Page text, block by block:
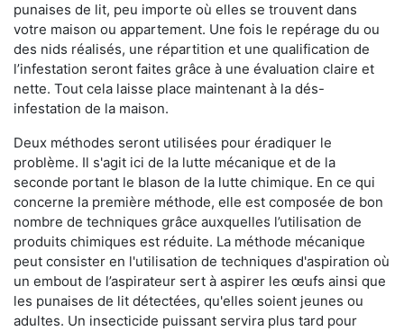
punaises de lit, peu importe où elles se trouvent dans
votre maison ou appartement. Une fois le repérage du ou
des nids réalisés, une répartition et une qualification de
l’infestation seront faites grâce à une évaluation claire et
nette. Tout cela laisse place maintenant à la dés-
infestation de la maison.
Deux méthodes seront utilisées pour éradiquer le
problème. Il s'agit ici de la lutte mécanique et de la
seconde portant le blason de la lutte chimique. En ce qui
concerne la première méthode, elle est composée de bon
nombre de techniques grâce auxquelles l’utilisation de
produits chimiques est réduite. La méthode mécanique
peut consister en l'utilisation de techniques d'aspiration où
un embout de l’aspirateur sert à aspirer les œufs ainsi que
les punaises de lit détectées, qu'elles soient jeunes ou
adultes. Un insecticide puissant servira plus tard pour